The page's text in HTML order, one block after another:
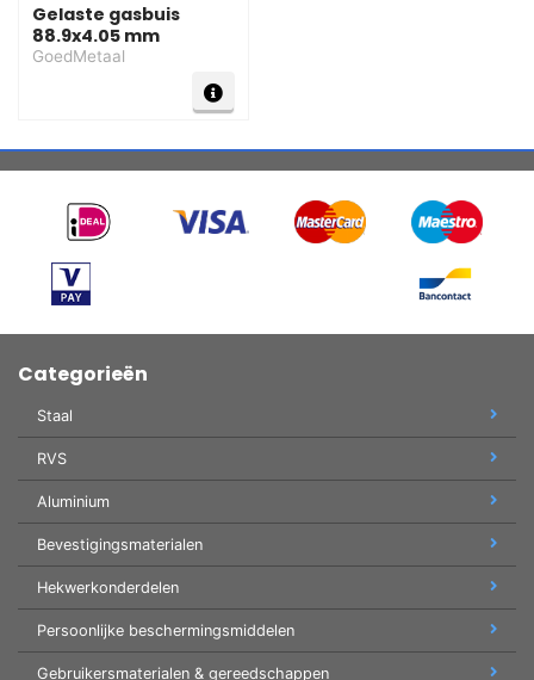
Gelaste gasbuis
88.9x4.05 mm
GoedMetaal
Categorieën
Staal
RVS
Aluminium
Bevestigingsmaterialen
Hekwerkonderdelen
Persoonlijke beschermingsmiddelen
Gebruikersmaterialen & gereedschappen